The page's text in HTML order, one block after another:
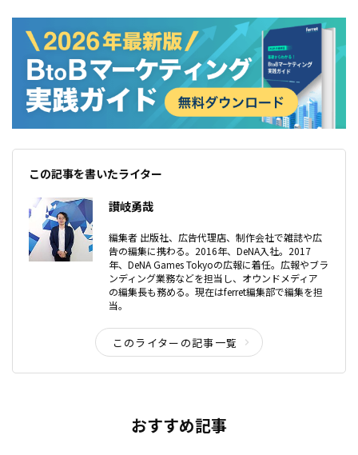
この記事を書いたライター
讃岐勇哉
編集者 出版社、広告代理店、制作会社で雑誌や広
告の編集に携わる。2016年、DeNA入社。2017
年、DeNA Games Tokyoの広報に着任。広報やブラ
ンディング業務などを担当し、オウンドメディア
の編集長も務める。現在はferret編集部で編集を担
当。
このライターの記事一覧
おすすめ記事